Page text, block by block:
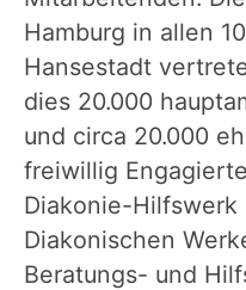
Hamburg in allen
Hansestadt
dies 20.000
und circa 20.000
freiwillig
Diakonie-Hilfswerk
Diakonischen
Beratungs- und